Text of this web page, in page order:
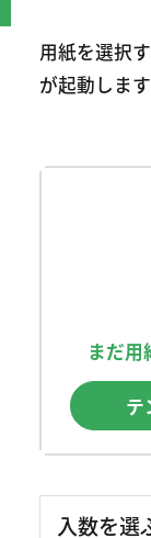
用紙を選択
が起動します
まだ用
テ